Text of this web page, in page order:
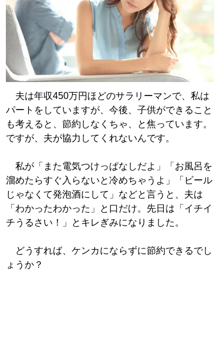
夫は年収450万円ほどのサラリーマンで、私は
パートをしていますが、今後、子供ができること
も考えると、節約しなくちゃ、と焦っています。
ですが、夫が協力してくれないんです。
私が「また電気つけっぱなしだよ」「お風呂を
溜めたらすぐ入らないと冷めちゃうよ」「ビール
じゃなくて発泡酒にして」などと言うと、夫は
「わかったわかった」と口だけ。先日は「イチイ
チうるさい！」とキレぎみになりました。
どうすれば、ケンカにならずに節約できるでし
ょうか？